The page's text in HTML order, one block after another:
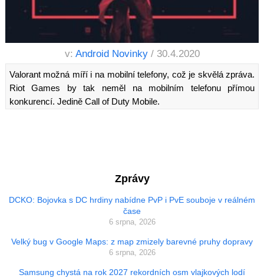
v: Android Novinky / 30.4.2020
Valorant možná míří i na mobilní telefony, což je skvělá zpráva.
Riot Games by tak neměl na mobilním telefonu přímou
konkurencí. Jedině Call of Duty Mobile.
Zprávy
DCKO: Bojovka s DC hrdiny nabídne PvP i PvE souboje v reálném
čase
6 srpna, 2026
Velký bug v Google Maps: z map zmizely barevné pruhy dopravy
6 srpna, 2026
Samsung chystá na rok 2027 rekordních osm vlajkových lodí